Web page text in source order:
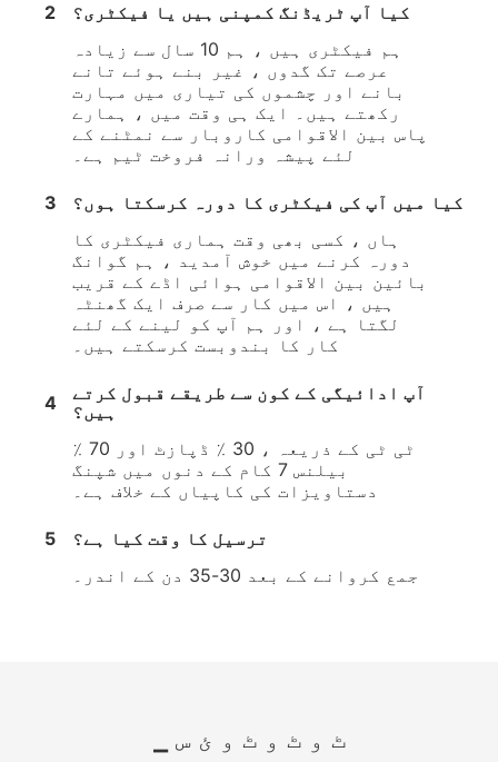
2
کیا آپ ٹریڈنگ کمپنی ہیں یا فیکٹری؟
ہم فیکٹری ہیں ، ہم 10 سال سے زیادہ
عرصے تک گدوں ، غیر بنے ہوئے تانے
بانے اور چشموں کی تیاری میں مہارت
رکھتے ہیں۔ ایک ہی وقت میں ، ہمارے
پاس بین الاقوامی کاروبار سے نمٹنے کے
لئے پیشہ ورانہ فروخت ٹیم ہے۔
3
کیا میں آپ کی فیکٹری کا دورہ کرسکتا ہوں؟
ہاں ، کسی بھی وقت ہماری فیکٹری کا
دورہ کرنے میں خوش آمدید ، ہم گوانگ
بائین بین الاقوامی ہوائی اڈے کے قریب
ہیں ، اس میں کار سے صرف ایک گھنٹہ
لگتا ہے ، اور ہم آپ کو لینے کے لئے
کار کا بندوبست کرسکتے ہیں۔
4
آپ ادائیگی کے کون سے طریقے قبول کرتے
ہیں؟
ٹی ٹی کے ذریعہ ، 30 ٪ ڈپازٹ اور 70 ٪
بیلنس 7 کام کے دنوں میں شپنگ
دستاویزات کی کاپیاں کے خلاف ہے۔
5
ترسیل کا وقت کیا ہے؟
جمع کروانے کے بعد 30-35 دن کے اندر۔
▁ ٹ و ٹ و ٹ و ئ س